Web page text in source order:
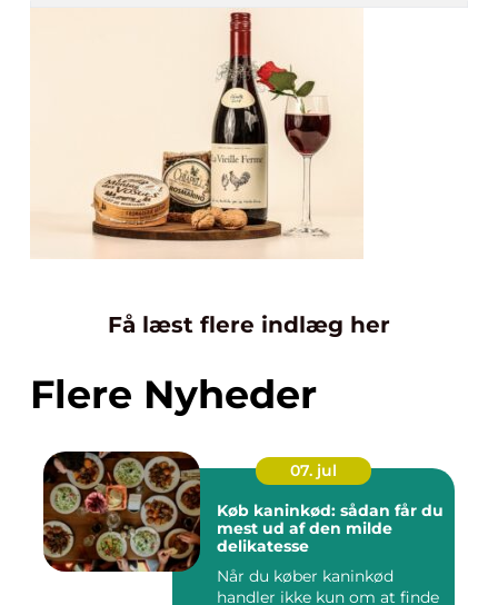
Få læst flere indlæg her
Flere Nyheder
07. jul
Køb kaninkød: sådan får du
mest ud af den milde
delikatesse
Når du køber kaninkød
handler ikke kun om at finde